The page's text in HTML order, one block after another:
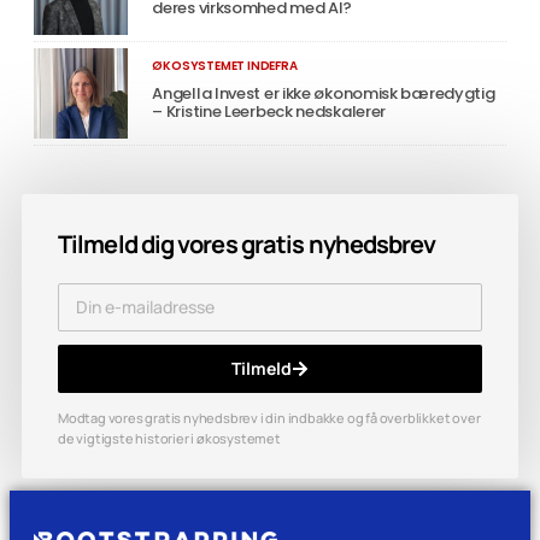
deres virksomhed med AI?
ØKOSYSTEMET INDEFRA
Angella Invest er ikke økonomisk bæredygtig
– Kristine Leerbeck nedskalerer
Tilmeld dig vores gratis nyhedsbrev
Tilmeld
Modtag vores gratis nyhedsbrev i din indbakke og få overblikket over
de vigtigste historier i økosystemet